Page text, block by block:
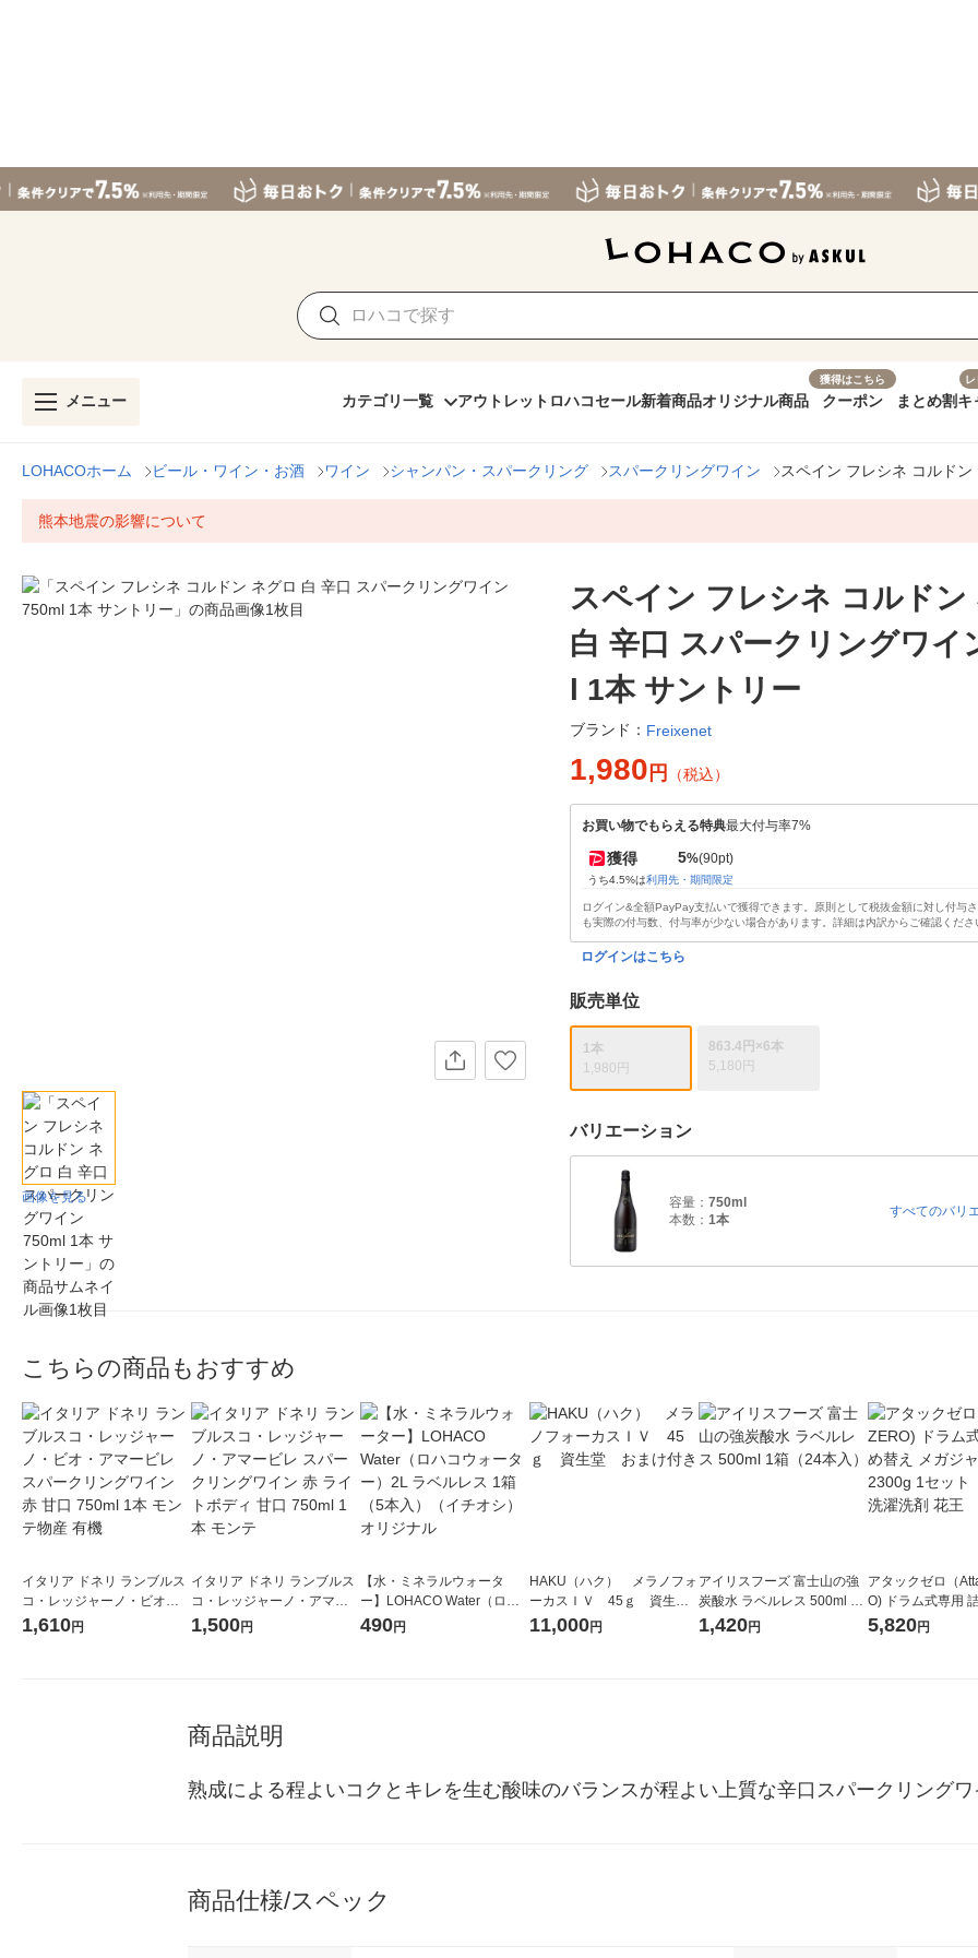
メニュー カテゴリ一覧 アウトレット ロハコセール新着商品オリジナル商品
獲得はこちら
クーポン まとめ割キ
LOHACOホーム ビール・ワイン・お酒 ワイン シャンパン・スパークリング スパークリングワイン スペイン フレシネ コルド
熊本地震の影響について
画像を見る
スペイン フレシネ コルドン
白 辛口 スパークリングワイ
l 1本 サントリー
ブランド： Freixenet
1,980 円 （税込）
お買い物でもらえる特典最大付与率7%
獲得 5%(90pt)
うち4.5%は利用先・期間限定
ログイン&全額PayPay支払いで獲得できます。原則として税抜金額に対し付与
も実際の付与数、付与率が少ない場合があります。詳細は内訳からご確認くださ
ログインはこちら
販売単位
1本
1,980円
863.4円×6本
5,180円
バリエーション
容量： 750ml
本数： 1本
すべてのバリ
こちらの商品もおすすめ
イタリア ドネリ ランブルス
コ・レッジャーノ・ビオ・
アマービレ スパークリング
1,610円
イタリア ドネリ ランブルス
コ・レッジャーノ・アマー
ビレ スパークリングワイン
1,500円
【水・ミネラルウォータ
ー】LOHACO Water（ロハ
コウォーター）2L ラベルレ
490円
HAKU（ハク） メラノフォ
ーカスＩＶ 45ｇ 資生
堂 おまけ付き
11,000円
アイリスフーズ 富士山の強
炭酸水 ラベルレス 500ml 1
箱（24本入）
1,420円
アタックゼロ（
O) ドラム式専用
ガジャンボ 2300g
5,820円
商品説明
熟成による程よいコクとキレを生む酸味のバランスが程よい上質な辛口スパークリングワ
商品仕様/スペック